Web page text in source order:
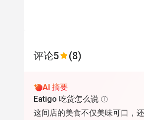
评论5 (8)
AI 摘要
Eatigo 吃货怎么说
这间店的美食不仅美味可口，